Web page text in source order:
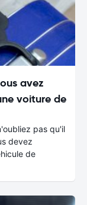
avez
voiture de
pas qu'il
devez
de